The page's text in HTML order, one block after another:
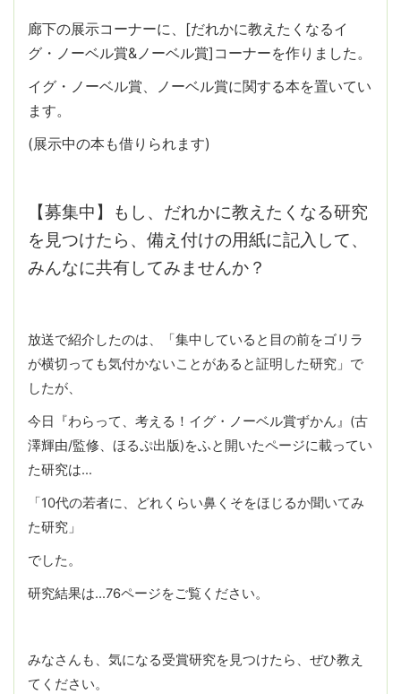
廊下の展示コーナーに、[だれかに教えたくなるイ
グ・ノーベル賞&ノーベル賞]コーナーを作りました。
イグ・ノーベル賞、ノーベル賞に関する本を置いてい
ます。
(展示中の本も借りられます)
【募集中】もし、だれかに教えたくなる研究
を見つけたら、備え付けの用紙に記入して、
みんなに共有してみませんか？
放送で紹介したのは、「集中していると目の前をゴリラ
が横切っても気付かないことがあると証明した研究」で
したが、
今日『わらって、考える！イグ・ノーベル賞ずかん』(古
澤輝由/監修、ほるぷ出版)をふと開いたページに載ってい
た研究は…
「10代の若者に、どれくらい鼻くそをほじるか聞いてみ
た研究」
でした。
研究結果は…76ページをご覧ください。
みなさんも、気になる受賞研究を見つけたら、ぜひ教え
てください。